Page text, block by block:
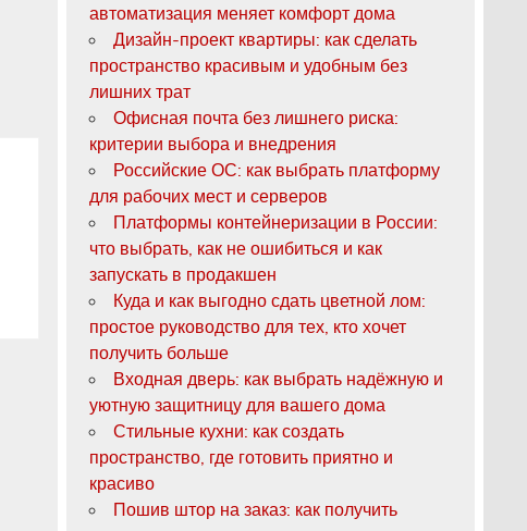
автоматизация меняет комфорт дома
Дизайн-проект квартиры: как сделать
пространство красивым и удобным без
лишних трат
Офисная почта без лишнего риска:
критерии выбора и внедрения
Российские ОС: как выбрать платформу
для рабочих мест и серверов
Платформы контейнеризации в России:
что выбрать, как не ошибиться и как
запускать в продакшен
Куда и как выгодно сдать цветной лом:
простое руководство для тех, кто хочет
получить больше
Входная дверь: как выбрать надёжную и
уютную защитницу для вашего дома
Стильные кухни: как создать
пространство, где готовить приятно и
красиво
Пошив штор на заказ: как получить